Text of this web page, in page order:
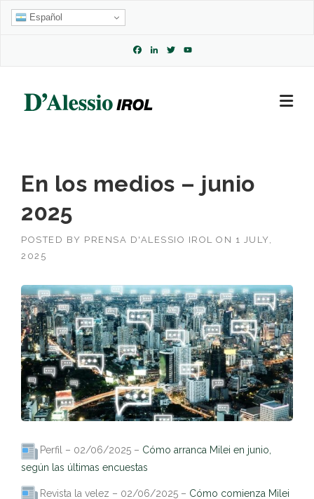
Skip
Español
Facebook
LinkedIn
Twitter
En los medios – junio
2025
POSTED BY PRENSA D'ALESSIO IROL ON 1 JULY,
2025
Perfil – 02/06/2025 – Cómo arranca Milei en junio,
según las últimas encuestas
Revista la velez – 02/06/2025 – Cómo comienza Milei